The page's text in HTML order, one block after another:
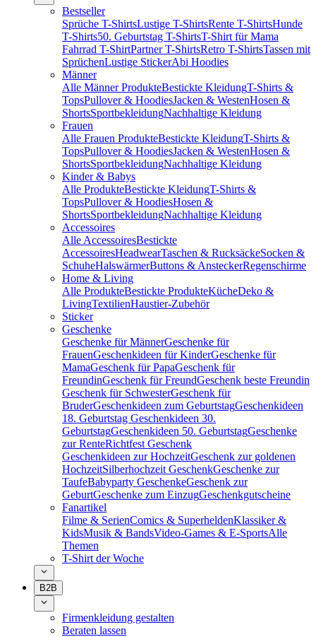
Bestseller
Sprüche T-ShirtsLustige T-ShirtsRente T-ShirtsHunde
T-Shirts50. Geburtstag T-ShirtsT-Shirt für Mama
Fahrrad T-ShirtPartner T-ShirtsRetro T-ShirtsTassen mit
SprüchenLustige StickerAbi Hoodies
Männer
Alle Männer ProdukteBestickte KleidungT-Shirts &
TopsPullover & HoodiesJacken & WestenHosen &
ShortsSportbekleidungNachhaltige Kleidung
Frauen
Alle Frauen ProdukteBestickte KleidungT-Shirts &
TopsPullover & HoodiesJacken & WestenHosen &
ShortsSportbekleidungNachhaltige Kleidung
Kinder & Babys
Alle ProdukteBestickte KleidungT-Shirts &
TopsPullover & HoodiesHosen &
ShortsSportbekleidungNachhaltige Kleidung
Accessoires
Alle AccessoiresBestickte
AccessoiresHeadwearTaschen & RucksäckeSocken &
SchuheHalswärmerButtons & AnsteckerRegenschirme
Home & Living
Alle ProdukteBestickte ProdukteKücheDeko &
LivingTextilienHaustier-Zubehör
Sticker
Geschenke
Geschenke für MännerGeschenke für
FrauenGeschenkideen für KinderGeschenke für
MamaGeschenk für PapaGeschenk für
FreundinGeschenk für FreundGeschenk beste Freundin
Geschenk für SchwesterGeschenk für
BruderGeschenkideen zum GeburtstagGeschenkideen
18. Geburtstag Geschenkideen 30.
GeburtstagGeschenkideen 50. GeburtstagGeschenke
zur RenteRichtfest Geschenk
Geschenkideen zur HochzeitGeschenk zur goldenen
HochzeitSilberhochzeit GeschenkGeschenke zur
TaufeBabyparty GeschenkeGeschenk zur
GeburtGeschenke zum EinzugGeschenkgutscheine
Fanartikel
Filme & SerienComics & SuperheldenKlassiker &
KidsMusik & BandsVideo-Games & E-SportsAlle
Themen
T-Shirt der Woche
B2B
Firmenkleidung gestalten
Beraten lassen